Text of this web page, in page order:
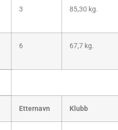
3 85,30 kg.
6 67,7 kg.
Etternavn Klubb